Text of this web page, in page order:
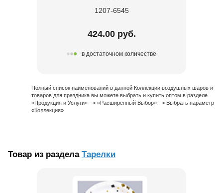
1207-6545
424.00 руб.
в достаточном количестве
Полный список наименований в данной Коллекции воздушных шаров и
товаров для праздника вы можете выбрать и купить оптом в разделе
«Продукция и Услуги» - > «Расширенный Выбор» - > Выбрать параметр
«Коллекция»
Товар из раздела Тарелки